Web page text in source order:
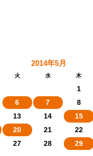
2014年5月
火 水 木
1
6 7 8
13 14 15
20 21 22
27 28 29